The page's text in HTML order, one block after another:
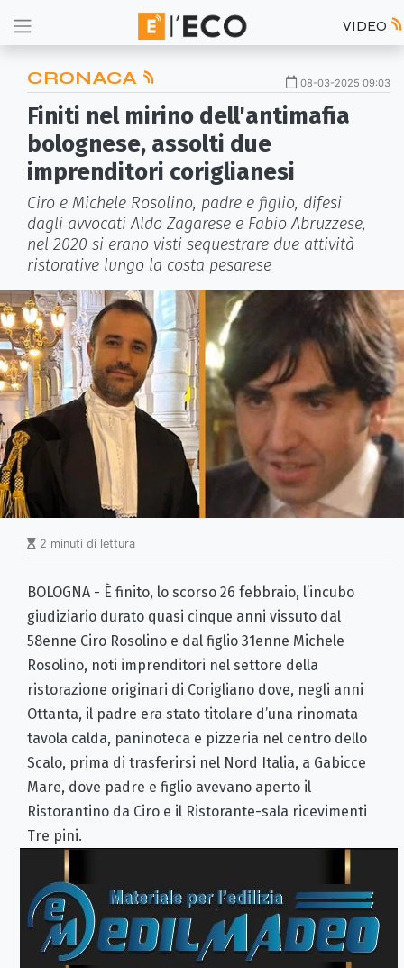
VIDEO
CRONACA 08-03-2025 09:03
Finiti nel mirino dell'antimafia
bolognese, assolti due
imprenditori coriglianesi
Ciro e Michele Rosolino, padre e figlio, difesi
dagli avvocati Aldo Zagarese e Fabio Abruzzese,
nel 2020 si erano visti sequestrare due attività
ristorative lungo la costa pesarese
2 minuti di lettura
BOLOGNA - È finito, lo scorso 26 febbraio, l’incubo
giudiziario durato quasi cinque anni vissuto dal
58enne Ciro Rosolino e dal figlio 31enne Michele
Rosolino, noti imprenditori nel settore della
ristorazione originari di Corigliano dove, negli anni
Ottanta, il padre era stato titolare d’una rinomata
tavola calda, paninoteca e pizzeria nel centro dello
Scalo, prima di trasferirsi nel Nord Italia, a Gabicce
Mare, dove padre e figlio avevano aperto il
Ristorantino da Ciro e il Ristorante-sala ricevimenti
Tre pini.